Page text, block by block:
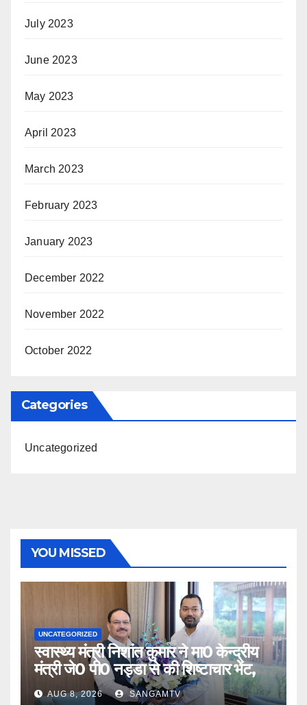
July 2023
June 2023
May 2023
April 2023
March 2023
February 2023
January 2023
December 2022
November 2022
October 2022
Categories
Uncategorized
YOU MISSED
UNCATEGORIZED
स्वास्थ्य मंत्री निशांत कुमार ने मा0 केन्द्रीय
मंत्री जे0 पी0 नड्डा से की शिष्टाचार भेंट,
AUG 8, 2026 SANGAMTV